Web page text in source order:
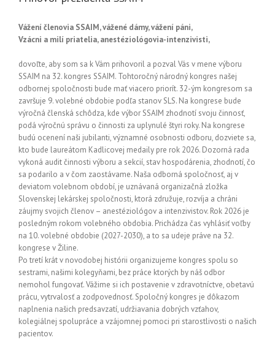
Vážení členovia SSAIM, vážené dámy, vážení páni,
Vzácni a milí priatelia, anestéziológovia-intenzivisti,
dovoľte, aby som sa k Vám prihovoril a pozval Vás v mene výboru
SSAIM na 32. kongres SSAIM. Tohtoročný národný kongres našej
odbornej spoločnosti bude mať viacero priorít. 32-ým kongresom sa
završuje 9. volebné obdobie podľa stanov SLS. Na kongrese bude
výročná členská schôdza, kde výbor SSAIM zhodnotí svoju činnosť,
podá výročnú správu o činnosti za uplynulé štyri roky. Na kongrese
budú ocenení naši jubilanti, významné osobnosti odboru, dozviete sa,
kto bude laureátom Kadlicovej medaily pre rok 2026. Dozorná rada
vykoná audit činnosti výboru a sekcií, stav hospodárenia, zhodnotí, čo
sa podarilo a v čom zaostávame. Naša odborná spoločnosť, aj v
deviatom volebnom období, je uznávaná organizačná zložka
Slovenskej lekárskej spoločnosti, ktorá združuje, rozvíja a chráni
záujmy svojich členov – anestéziológov a intenzivistov. Rok 2026 je
posledným rokom volebného obdobia. Prichádza čas vyhlásiť voľby
na 10. volebné obdobie (2027-2030), a to sa udeje práve na 32.
kongrese v Žiline.
Po tretí krát v novodobej histórii organizujeme kongres spolu so
sestrami, našimi kolegyňami, bez práce ktorých by náš odbor
nemohol fungovať. Vážime si ich postavenie v zdravotníctve, obetavú
prácu, vytrvalosť a zodpovednosť. Spoločný kongres je dôkazom
naplnenia našich predsavzatí, udržiavania dobrých vzťahov,
kolegiálnej spolupráce a vzájomnej pomoci pri starostlivosti o našich
pacientov.